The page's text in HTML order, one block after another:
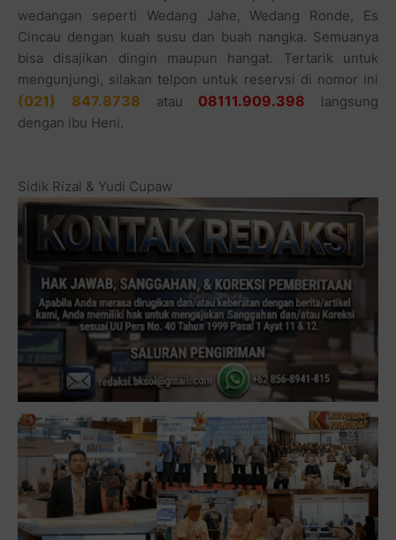
wedangan seperti Wedang Jahe, Wedang Ronde, Es
Cincau dengan kuah susu dan buah nangka. Semuanya
bisa disajikan dingin maupun hangat. Tertarik untuk
mengunjungi, silakan telpon untuk reservsi di nomor ini
(021) 847.8738 atau 08111.909.398 langsung
dengan ibu Heni.
Sidik Rizal & Yudi Cupaw